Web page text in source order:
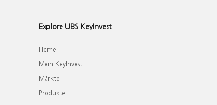
Explore UBS KeyInvest
Home
Mein KeyInvest
Märkte
Produkte